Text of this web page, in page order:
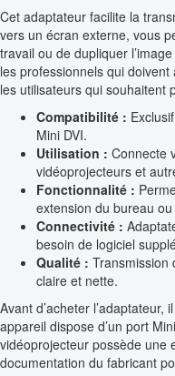
Cet adaptateur facilite la
vers un écran externe, vous
travail ou de dupliquer
les professionnels qui
les utilisateurs qui souhaitent
Compatibilité :
Mini DVI.
Utilisation : Connecte
vidéoprojecteurs et
Fonctionnalité :
extension du bureau
Connectivité :
besoin de logiciel
Qualité : Transmission
claire et nette.
Avant d’acheter
appareil dispose d’un port
vidéoprojecteur possède une
documentation du fabricant